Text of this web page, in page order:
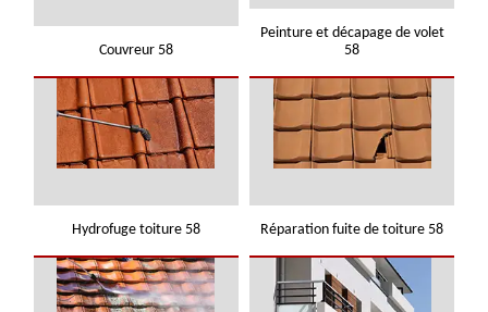
Couvreur 58
Peinture et décapage de volet
58
Hydrofuge toiture 58 Réparation fuite de toiture 58